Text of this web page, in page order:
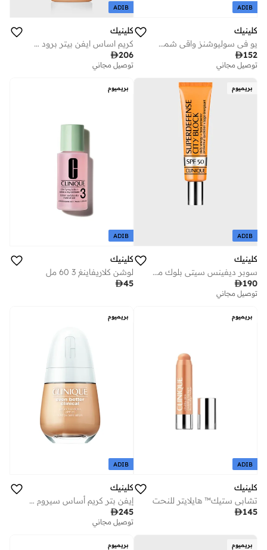
ADIB
كلينيك
يو في سوليوشنز واقي شمس مرطب بعامل حماية 50، 40 مل
152
توصيل مجاني
ADIB
كلينيك
كريم اساس ايفن بيتر برود سبيكتروم - ساند
206
توصيل مجاني
بريميوم
ADIB
كلينيك
سوبر ديفينس سيتي بلوك مع حماية من الشمس بدرجة 50 - 40 مل
190
توصيل مجاني
بريميوم
ADIB
كلينيك
لوشن كلاريفاينغ 3 60 مل
45
بريميوم
ADIB
كلينيك
تشابي ستيك™ هايلايتر للنحت
145
بريميوم
ADIB
كلينيك
إيفن بتر كريم أساس سيروم - ستون
245
توصيل مجاني
بريميوم بريميوم